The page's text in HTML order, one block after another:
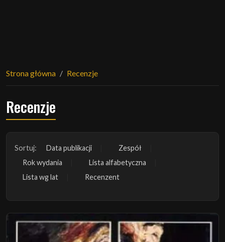
Strona główna Recenzje
Recenzje
Sortuj: Data publikacji
Zespół
Rok wydania
Lista alfabetyczna
Lista wg lat
Recenzent